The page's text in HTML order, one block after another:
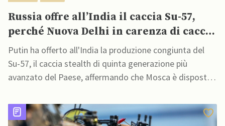
Russia offre all’India il caccia Su-57,
perché Nuova Delhi in carenza di caccia
stealth
Putin ha offerto all'India la produzione congiunta del
Su-57, il caccia stealth di quinta generazione più
avanzato del Paese, affermando che Mosca è disposta